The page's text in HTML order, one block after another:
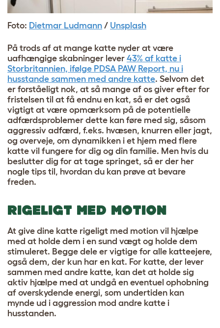
Foto: Dietmar Ludmann / Unsplash
På trods af at mange katte nyder at være
uafhængige skabninger lever 43% af katte i
Storbritannien, ifølge PDSA PAW Report, nu i
husstande sammen med andre katte. Selvom det
er forståeligt nok, at så mange af os giver efter for
fristelsen til at få endnu en kat, så er det også
vigtigt at være opmærksom på de potentielle
adfærdsproblemer dette kan føre med sig, såsom
aggressiv adfærd, f.eks. hvæsen, knurren eller jagt,
og overveje, om dynamikken i et hjem med flere
katte vil fungere for dig og din familie. Men hvis du
beslutter dig for at tage springet, så er der her
nogle tips til, hvordan du kan prøve at bevare
freden.
RIGELIGT MED MOTION
At give dine katte rigeligt med motion vil hjælpe
med at holde dem i en sund vægt og holde dem
stimuleret. Begge dele er vigtige for alle katteejere,
også dem, der kun har en kat. For katte, der lever
sammen med andre katte, kan det at holde sig
aktiv hjælpe med at undgå en eventuel ophobning
af overskydende energi, som undertiden kan
mynde ud i aggression mod andre katte i
husstanden.